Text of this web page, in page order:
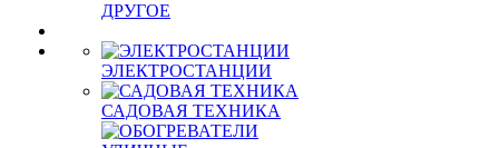
ДРУГОЕ
ЭЛЕКТРОСТАНЦИИ
САДОВАЯ ТЕХНИКА